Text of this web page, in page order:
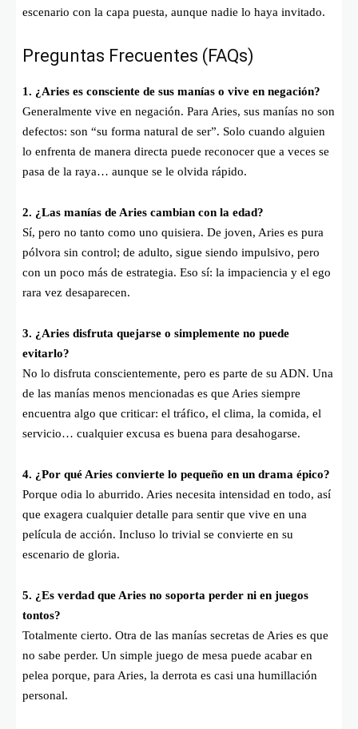
escenario con la capa puesta, aunque nadie lo haya invitado.
Preguntas Frecuentes (FAQs)
1. ¿Aries es consciente de sus manías o vive en negación?
Generalmente vive en negación. Para Aries, sus manías no son
defectos: son “su forma natural de ser”. Solo cuando alguien
lo enfrenta de manera directa puede reconocer que a veces se
pasa de la raya… aunque se le olvida rápido.
2. ¿Las manías de Aries cambian con la edad?
Sí, pero no tanto como uno quisiera. De joven, Aries es pura
pólvora sin control; de adulto, sigue siendo impulsivo, pero
con un poco más de estrategia. Eso sí: la impaciencia y el ego
rara vez desaparecen.
3. ¿Aries disfruta quejarse o simplemente no puede
evitarlo?
No lo disfruta conscientemente, pero es parte de su ADN. Una
de las manías menos mencionadas es que Aries siempre
encuentra algo que criticar: el tráfico, el clima, la comida, el
servicio… cualquier excusa es buena para desahogarse.
4. ¿Por qué Aries convierte lo pequeño en un drama épico?
Porque odia lo aburrido. Aries necesita intensidad en todo, así
que exagera cualquier detalle para sentir que vive en una
película de acción. Incluso lo trivial se convierte en su
escenario de gloria.
5. ¿Es verdad que Aries no soporta perder ni en juegos
tontos?
Totalmente cierto. Otra de las manías secretas de Aries es que
no sabe perder. Un simple juego de mesa puede acabar en
pelea porque, para Aries, la derrota es casi una humillación
personal.